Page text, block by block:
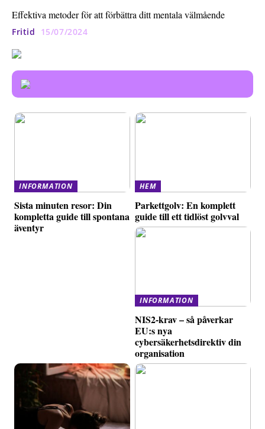
Effektiva metoder för att förbättra ditt mentala välmående
Fritid 15/07/2024
INFORMATION
Sista minuten resor: Din
kompletta guide till spontana
äventyr
HEM
Parkettgolv: En komplett
guide till ett tidlöst golvval
INFORMATION
NIS2-krav – så påverkar
EU:s nya
cybersäkerhetsdirektiv din
organisation